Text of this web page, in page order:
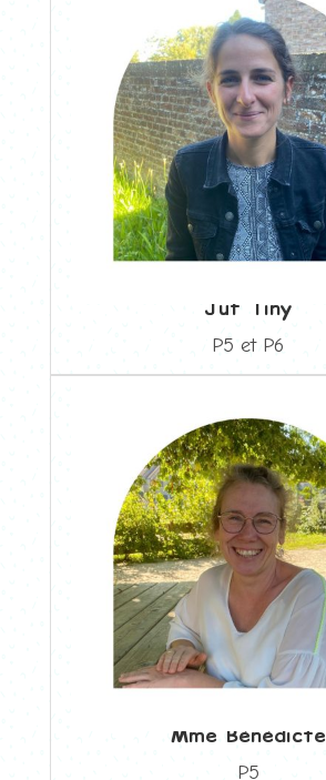
Juf Tiny
P5 et P6
Mme Bénédicte
P5